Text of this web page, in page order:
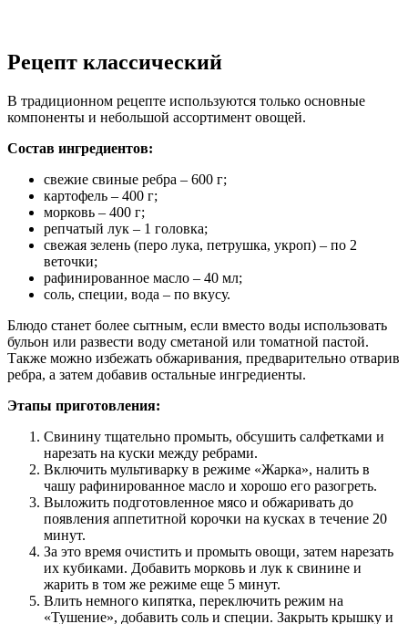
Рецепт классический
В традиционном рецепте используются только основные
компоненты и небольшой ассортимент овощей.
Состав ингредиентов:
свежие свиные ребра – 600 г;
картофель – 400 г;
морковь – 400 г;
репчатый лук – 1 головка;
свежая зелень (перо лука, петрушка, укроп) – по 2
веточки;
рафинированное масло – 40 мл;
соль, специи, вода – по вкусу.
Блюдо станет более сытным, если вместо воды использовать
бульон или развести воду сметаной или томатной пастой.
Также можно избежать обжаривания, предварительно отварив
ребра, а затем добавив остальные ингредиенты.
Этапы приготовления:
Свинину тщательно промыть, обсушить салфетками и
нарезать на куски между ребрами.
Включить мультиварку в режиме «Жарка», налить в
чашу рафинированное масло и хорошо его разогреть.
Выложить подготовленное мясо и обжаривать до
появления аппетитной корочки на кусках в течение 20
минут.
За это время очистить и промыть овощи, затем нарезать
их кубиками. Добавить морковь и лук к свинине и
жарить в том же режиме еще 5 минут.
Влить немного кипятка, переключить режим на
«Тушение», добавить соль и специи. Закрыть крышку и